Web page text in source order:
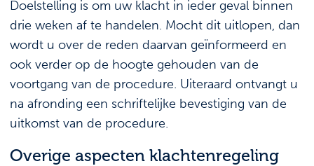
Doelstelling is om uw klacht in ieder geval binnen
drie weken af te handelen. Mocht dit uitlopen, dan
wordt u over de reden daarvan geïnformeerd en
ook verder op de hoogte gehouden van de
voortgang van de procedure. Uiteraard ontvangt u
na afronding een schriftelijke bevestiging van de
uitkomst van de procedure.
Overige aspecten klachtenregeling